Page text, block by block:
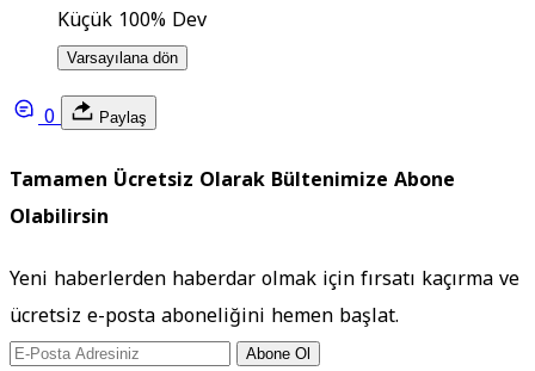
Küçük 100%Dev
Varsayılana dön
0 Paylaş
Tamamen Ücretsiz Olarak Bültenimize Abone
Olabilirsin
Yeni haberlerden haberdar olmak için fırsatı kaçırma ve
ücretsiz e-posta aboneliğini hemen başlat.
Abone Ol